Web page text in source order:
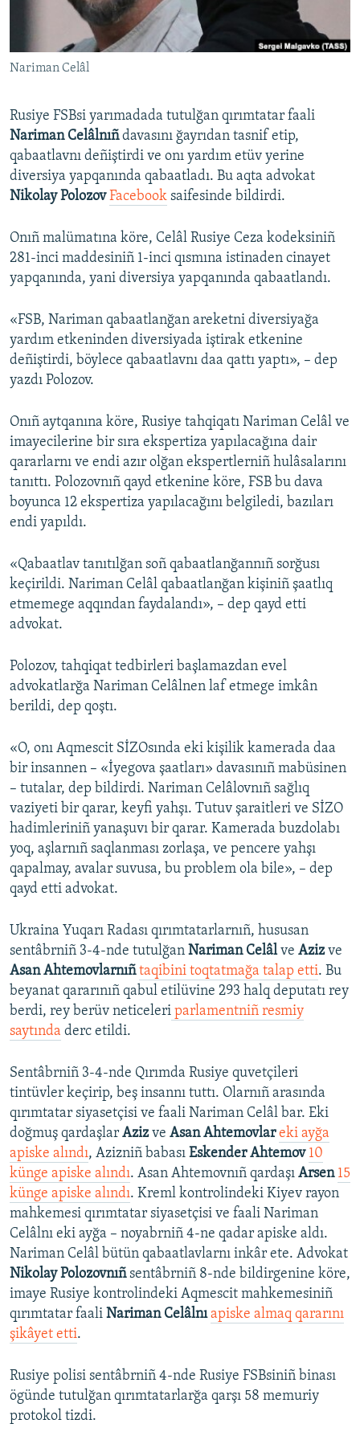
Українською
RFE/RS bütün saytları
Nariman Celâl
Rusiye FSBsi yarımadada tutulğan qırımtatar faali
Nariman Celâlnıñdavasını ğayrıdan tasnif etip,
qabaatlavnı deñiştirdi ve onı yardım etüv yerine
diversiya yapqanında qabaatladı. Bu aqta advokat
Nikolay Polozov Facebook saifesinde bildirdi.
Onıñ malümatına köre, Celâl Rusiye Ceza kodeksiniñ
281-inci maddesiniñ 1-inci qısmına istinaden cinayet
yapqanında, yani diversiya yapqanında qabaatlandı.
«FSB, Nariman qabaatlanğan areketni diversiyağa
yardım etkeninden diversiyada iştirak etkenine
deñiştirdi, böylece qabaatlavnı daa qattı yaptı», – dep
yazdı Polozov.
Onıñ aytqanına köre, Rusiye tahqiqatı Nariman Celâl ve
imayecilerine bir sıra ekspertiza yapılacağına dair
qararlarnı ve endi azır olğan ekspertlerniñ hulâsalarını
tanıttı. Polozovnıñ qayd etkenine köre, FSB bu dava
boyunca 12 ekspertiza yapılacağını belgiledi, bazıları
endi yapıldı.
«Qabaatlav tanıtılğan soñ qabaatlanğannıñ sorğusı
keçirildi. Nariman Celâl qabaatlanğan kişiniñ şaatlıq
etmemege aqqından faydalandı», – dep qayd etti
advokat.
Polozov, tahqiqat tedbirleri başlamazdan evel
advokatlarğa Nariman Celâlnen laf etmege imkân
berildi, dep qoştı.
«O, onı Aqmescit SİZOsında eki kişilik kamerada daa
bir insannen – «İyegova şaatları» davasınıñ mabüsinen
– tutalar, dep bildirdi. Nariman Celâlovnıñ sağlıq
vaziyeti bir qarar, keyfi yahşı. Tutuv şaraitleri ve SİZO
hadimleriniñ yanaşuvı bir qarar. Kamerada buzdolabı
yoq, aşlarnıñ saqlanması zorlaşa, ve pencere yahşı
qapalmay, avalar suvusa, bu problem ola bile», – dep
qayd etti advokat.
Ukraina Yuqarı Radası qırımtatarlarnıñ, hususan
sentâbrniñ 3-4-nde tutulğan Nariman Celâlve Azizve
Asan Ahtemovlarnıñ taqibini toqtatmağa talap etti. Bu
beyanat qararınıñ qabul etilüvine 293 halq deputatı rey
berdi, rey berüv neticeleri parlamentniñ resmiy
saytında derc etildi.
Sentâbrniñ 3-4-nde Qırımda Rusiye quvetçileri
tintüvler keçirip, beş insannı tuttı. Olarnıñ arasında
qırımtatar siyasetçisi ve faali Nariman Celâl bar. Eki
doğmuş qardaşlar Azizve Asan Ahtemovlar eki ayğa
apiske alındı, Azizniñ babası Eskender Ahtemov 10
künge apiske alındı. Asan Ahtemovnıñ qardaşı Arsen 15
künge apiske alındı. Kreml kontrolindeki Kiyev rayon
mahkemesi qırımtatar siyasetçisi ve faali Nariman
Celâlnı eki ayğa – noyabrniñ 4-ne qadar apiske aldı.
Nariman Celâl bütün qabaatlavlarnı inkâr ete.​ ​Advokat
Nikolay Polozovnıñsentâbrniñ 8-nde bildirgenine köre,
imaye Rusiye kontrolindeki Aqmescit mahkemesiniñ
qırımtatar faali Nariman Celâlnıapiske almaq qararını
şikâyet etti.​
Rusiye polisi sentâbrniñ 4-nde Rusiye FSBsiniñ binası
ögünde tutulğan qırımtatarlarğa qarşı 58 memuriy
protokol tizdi.